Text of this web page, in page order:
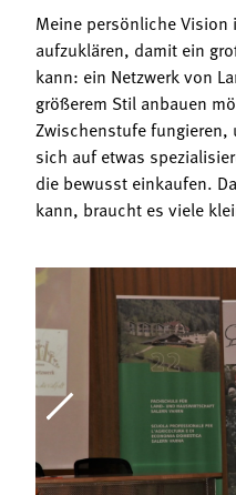
Meine persönliche
aufzuklären, damit ein
kann: ein Netzwerk von
größerem Stil anbauen
Zwischenstufe
sich auf etwas
die bewusst einkaufen.
kann, braucht es viele